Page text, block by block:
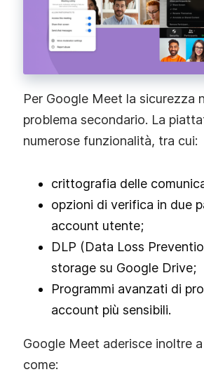
Per Google Meet la sicurezza
problema secondario. La
numerose funzionalità, tra cui:
crittografia delle
opzioni di verifica in due
account utente;
DLP (Data Loss
storage su Google Drive;
Programmi avanzati di
account più sensibili.
Google Meet aderisce inoltre
come: